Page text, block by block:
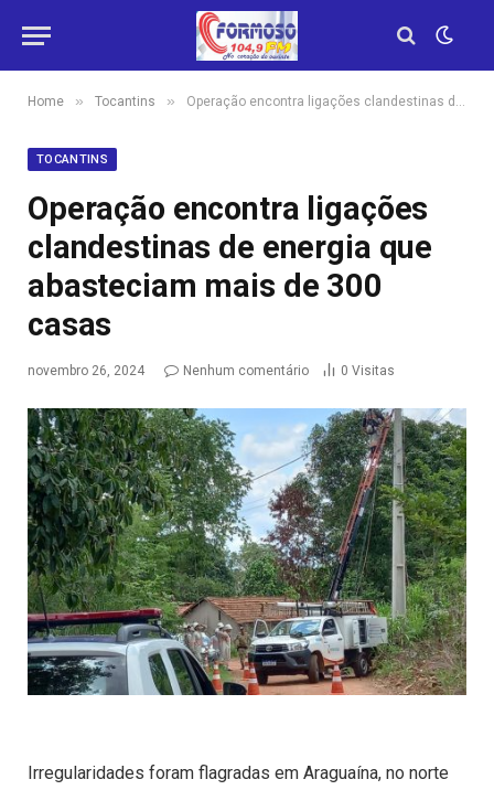
Home » Tocantins » Operação encontra ligações clandestinas de energia que abasteciam mais de 300 casas
TOCANTINS
Operação encontra ligações
clandestinas de energia que
abasteciam mais de 300
casas
novembro 26, 2024 Nenhum comentário 0 Visitas
Irregularidades foram flagradas em Araguaína, no norte